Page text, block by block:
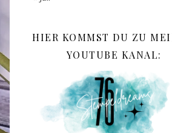
HIER KOMMST DU ZU
YOUTUBE KANAL: